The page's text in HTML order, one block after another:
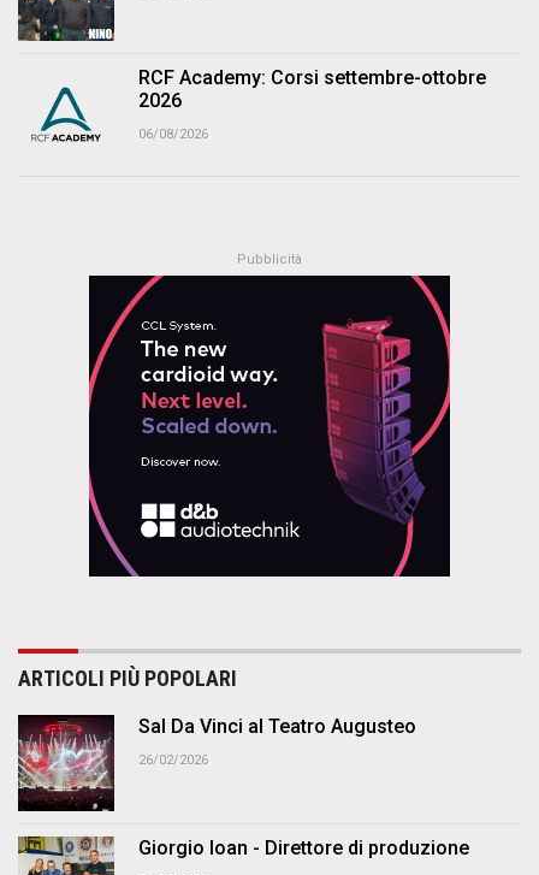
RCF Academy: Corsi settembre-ottobre
2026
06/08/2026
ARTICOLI PIÙ POPOLARI
Sal Da Vinci al Teatro Augusteo
26/02/2026
Giorgio Ioan - Direttore di produzione